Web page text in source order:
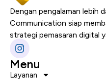
Dengan pengalaman lebih
Communication siap
strategi pemasaran digital
Menu
Layanan